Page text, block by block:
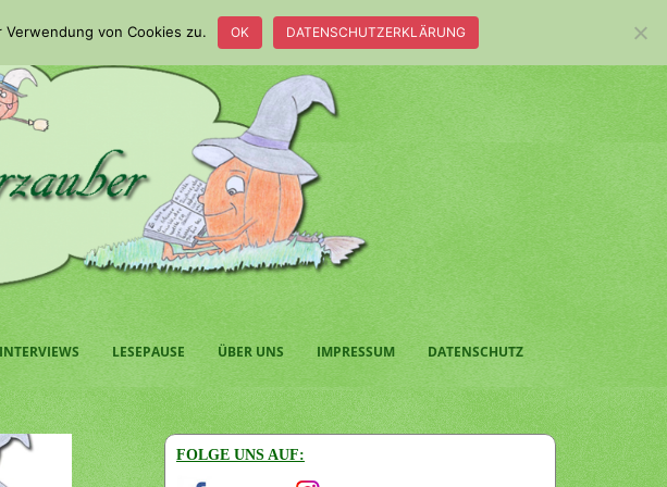
INTERVIEWS LESEPAUSE ÜBER UNS IMPRESSUM DATENSCHUTZ
FOLGE UNS AUF:
von Cookies zu. OK DATENSCHUTZERKLÄRUNG